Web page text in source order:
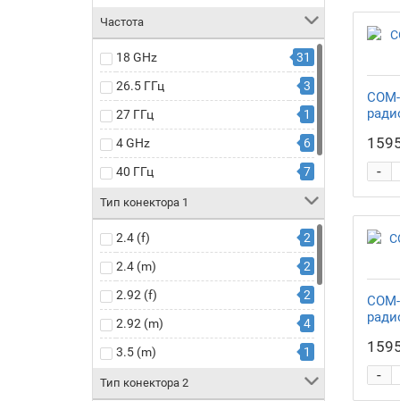
Частота
18 GHz
31
26.5 ГГц
3
27 ГГц
1
4 GHz
6
40 ГГц
7
50 ГГц
3
Тип конектора 1
2.4 (f)
2
2.4 (m)
2
2.92 (f)
2
2.92 (m)
4
3.5 (m)
1
BNC (f)
1
Тип конектора 2
-
-